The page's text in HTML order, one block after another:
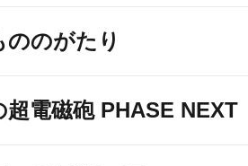
のがたり
電磁砲 PHASE NEXT